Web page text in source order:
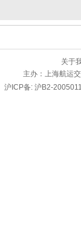
关于
主办： 上海航运
沪ICP备: 沪B2-